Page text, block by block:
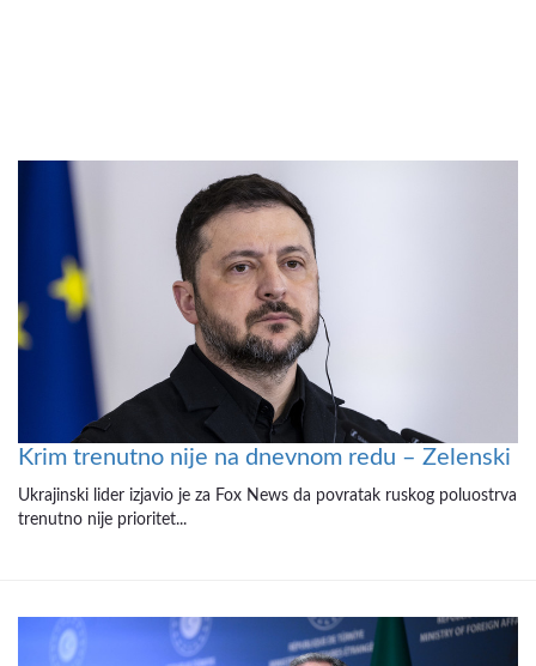
Krim trenutno nije na dnevnom redu – Zelenski
Ukrajinski lider izjavio je za Fox News da povratak ruskog poluostrva
trenutno nije prioritet...